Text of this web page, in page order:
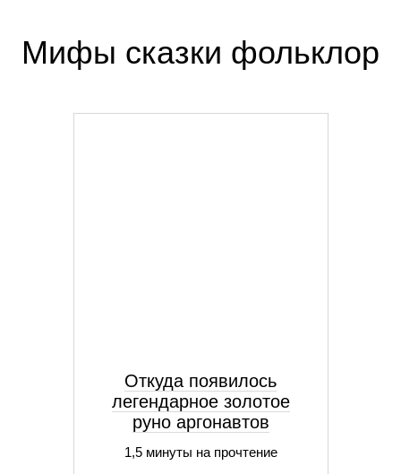
Мифы сказки фольклор
Откуда появилось
легендарное золотое
руно аргонавтов
1,5 минуты на прочтение